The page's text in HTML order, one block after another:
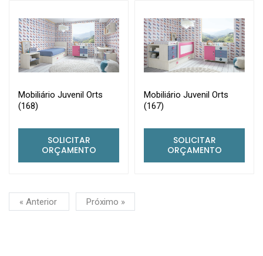
Mobiliário Juvenil Orts
(168)
SOLICITAR
ORÇAMENTO
Mobiliário Juvenil Orts
(167)
SOLICITAR
ORÇAMENTO
« Anterior Próximo »